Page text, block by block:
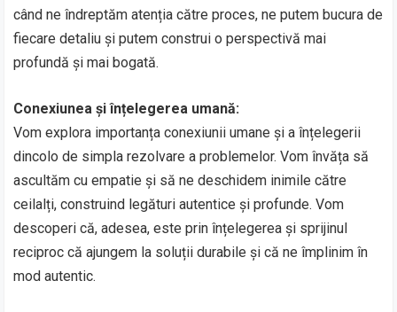
când ne îndreptăm atenția către proces, ne putem bucura de
fiecare detaliu și putem construi o perspectivă mai
profundă și mai bogată.
Conexiunea și înțelegerea umană:
Vom explora importanța conexiunii umane și a înțelegerii
dincolo de simpla rezolvare a problemelor. Vom învăța să
ascultăm cu empatie și să ne deschidem inimile către
ceilalți, construind legături autentice și profunde. Vom
descoperi că, adesea, este prin înțelegerea și sprijinul
reciproc că ajungem la soluții durabile și că ne împlinim în
mod autentic.